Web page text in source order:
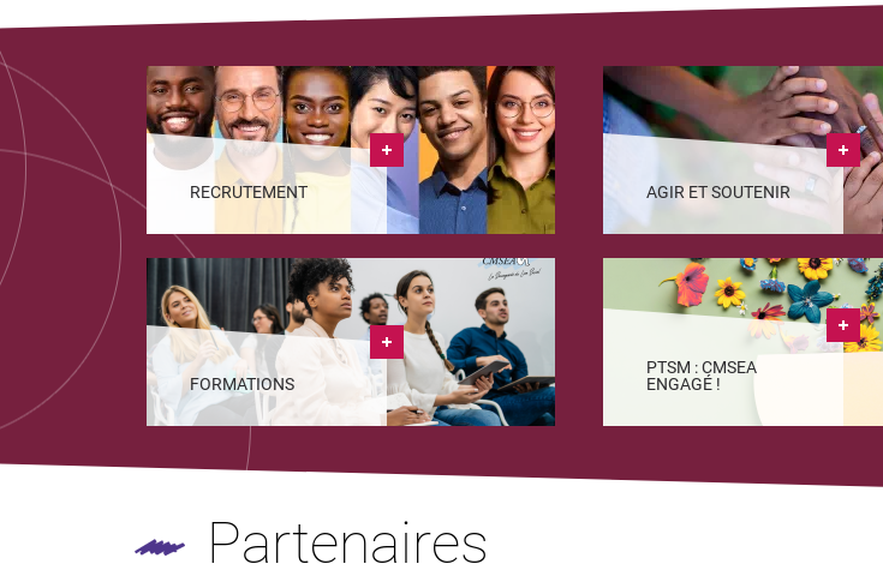
RECRUTEMENT
FORMATIONS
AGIR ET SOUTENIR
PTSM : CMSEA
ENGAGÉ !
Partenaires